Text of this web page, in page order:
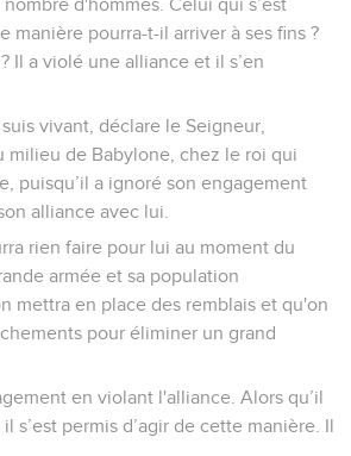
d'hommes. Celui qui s’est
manière pourra-t-il arriver à ses fins ?
Il a violé une alliance et il s’en
vivant, déclare le Seigneur,
milieu de Babylone, chez le roi qui
puisqu’il a ignoré son engagement
alliance avec lui.
rien faire pour lui au moment du
armée et sa population
mettra en place des remblais et qu'on
pour éliminer un grand
en violant l'alliance. Alors qu’il
s’est permis d’agir de cette manière. Il